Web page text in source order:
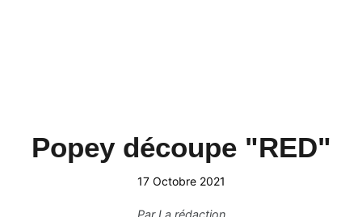
Popey découpe "RED"
17 Octobre 2021
ParLa rédaction